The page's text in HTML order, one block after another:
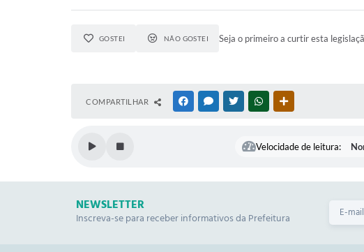
GOSTEI NÃO GOSTEI Seja o primeiro a curtir esta
COMPARTILHAR FACEBOOKMESSENGER
TWITTERWHATSAPP
Velocidade de leitura:
NEWSLETTER
Inscreva-se para receber informativos da Prefeitura